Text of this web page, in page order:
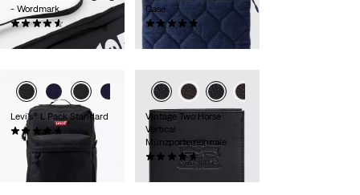
- Wordmark
(40)
19,95 €
Case
39,95 €
Levi's® L Pack Standard
39,95 €
Vintage Two Horse
Vertical
Münzportemonnaie
(61)
49,95 €